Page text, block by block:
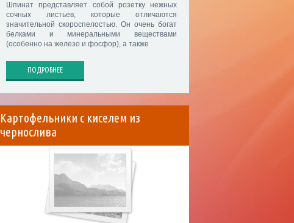
Шпинат представляет собой розетку нежных
сочных листьев, которые отличаются
значительной скороспелостью. Он очень богат
белками и минеральными веществами
(особенно на железо и фосфор), а также
ПОДРОБНЕЕ
Картофельники с киселем из
чернослива